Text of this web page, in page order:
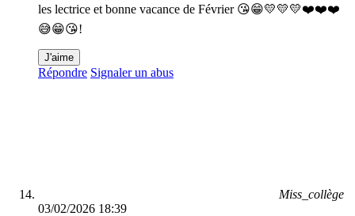
les lectrice et bonne vacance de Février 😘😁💛💛💛❤️❤️❤️
😅😁😘!
J'aime
Répondre Signaler un abus
Miss_collège
03/02/2026 18:39